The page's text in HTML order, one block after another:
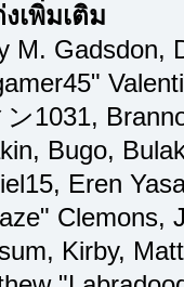
เพิ่มเติม
M. Gadsdon,
ン1031,
Bugo,
Eren
Clemons,
Kirby,